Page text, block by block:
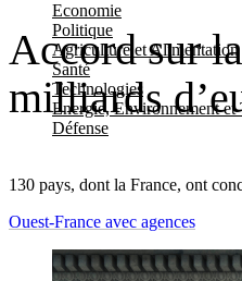
Economie
Politique
Agriculture et Alimentation
Santé
Technologies
Energie, Environnement et
Défense
Accord sur
milliards
130 pays, dont la France, ont
Ouest-France avec agences